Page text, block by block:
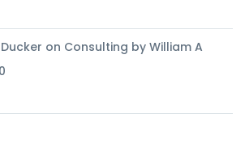
initial
était :
actuel
est :
on Consulting by William A